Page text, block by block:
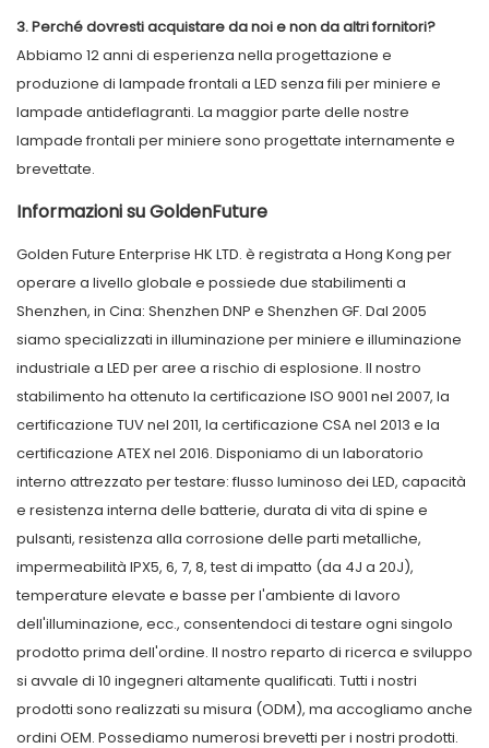
3. Perché dovresti acquistare da noi e non da altri fornitori?
Abbiamo 12 anni di esperienza nella progettazione e
produzione di lampade frontali a LED senza fili per miniere e
lampade antideflagranti. La maggior parte delle nostre
lampade frontali per miniere sono progettate internamente e
brevettate.
Informazioni su GoldenFuture
Golden Future Enterprise HK LTD. è registrata a Hong Kong per
operare a livello globale e possiede due stabilimenti a
Shenzhen, in Cina: Shenzhen DNP e Shenzhen GF. Dal 2005
siamo specializzati in illuminazione per miniere e illuminazione
industriale a LED per aree a rischio di esplosione. Il nostro
stabilimento ha ottenuto la certificazione ISO 9001 nel 2007, la
certificazione TUV nel 2011, la certificazione CSA nel 2013 e la
certificazione ATEX nel 2016. Disponiamo di un laboratorio
interno attrezzato per testare: flusso luminoso dei LED, capacità
e resistenza interna delle batterie, durata di vita di spine e
pulsanti, resistenza alla corrosione delle parti metalliche,
impermeabilità IPX5, 6, 7, 8, test di impatto (da 4J a 20J),
temperature elevate e basse per l'ambiente di lavoro
dell'illuminazione, ecc., consentendoci di testare ogni singolo
prodotto prima dell'ordine. Il nostro reparto di ricerca e sviluppo
si avvale di 10 ingegneri altamente qualificati. Tutti i nostri
prodotti sono realizzati su misura (ODM), ma accogliamo anche
ordini OEM. Possediamo numerosi brevetti per i nostri prodotti.